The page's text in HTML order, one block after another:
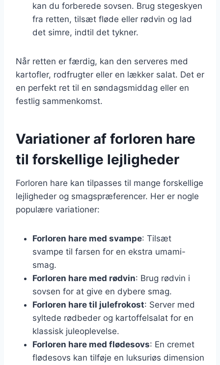
kan du forberede sovsen. Brug stegeskyen
fra retten, tilsæt fløde eller rødvin og lad
det simre, indtil det tykner.
Når retten er færdig, kan den serveres med
kartofler, rodfrugter eller en lækker salat. Det er
en perfekt ret til en søndagsmiddag eller en
festlig sammenkomst.
Variationer af forloren hare
til forskellige lejligheder
Forloren hare kan tilpasses til mange forskellige
lejligheder og smagspræferencer. Her er nogle
populære variationer:
Forloren hare med svampe: Tilsæt
svampe til farsen for en ekstra umami-
smag.
Forloren hare med rødvin: Brug rødvin i
sovsen for at give en dybere smag.
Forloren hare til julefrokost: Server med
syltede rødbeder og kartoffelsalat for en
klassisk juleoplevelse.
Forloren hare med flødesovs: En cremet
flødesovs kan tilføje en luksuriøs dimension